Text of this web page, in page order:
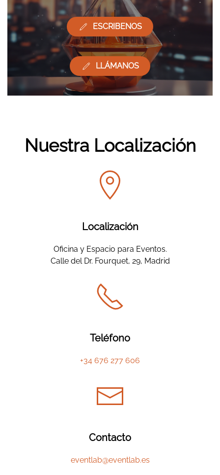
ESCRIBENOS
LLÁMANOS
Nuestra Localización
Localización
Oficina y Espacio para Eventos.
Calle del Dr. Fourquet, 29, Madrid
Teléfono
+34 676 277 606
Contacto
eventlab@eventlab.es